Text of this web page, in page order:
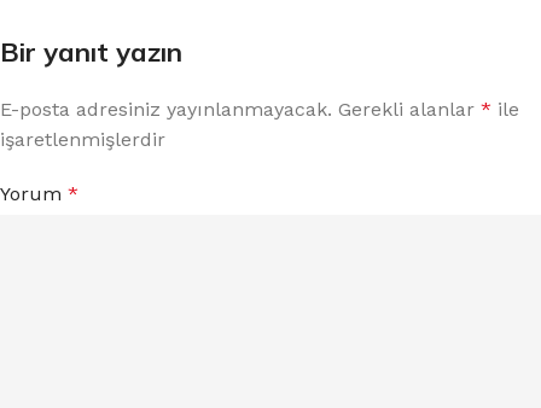
Bir yanıt yazın
E-posta adresiniz yayınlanmayacak. Gerekli alanlar * ile
işaretlenmişlerdir
Yorum *